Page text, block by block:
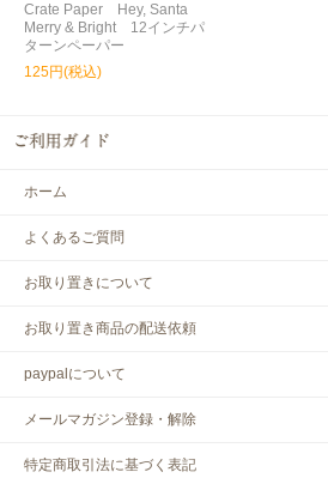
Crate Paper Hey, Santa
Merry & Bright 12インチパ
ターンペーパー
125円(税込)
ホーム
よくあるご質問
お取り置きについて
お取り置き商品の配送依頼
paypalについて
メールマガジン登録・解除
特定商取引法に基づく表記